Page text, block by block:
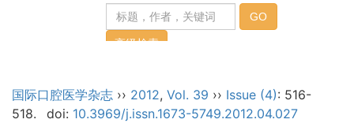
国际口腔医学杂志 ›› 2012, Vol. 39 ›› Issue (4): 516-
518.
doi: 10.3969/j.issn.1673-5749.2012.04.027